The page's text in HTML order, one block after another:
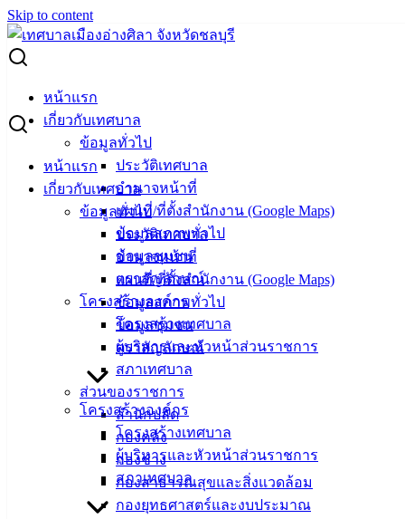
Skip to content
หน้าแรก
เกี่ยวกับเทศบาล
ข้อมูลทั่วไป
ประวัติเทศบาล
อำนาจหน้าที่
แผนที่/ที่ตั้งสำนักงาน (Google Maps)
ข้อมูลสภาพทั่วไป
ข้อมูลชุมชน
ตราสัญลักษณ์
โครงสร้างองค์กร
โครงสร้างเทศบาล
ผู้บริหารและหัวหน้าส่วนราชการ
สภาเทศบาล
ส่วนของราชการ
สำนักปลัด
กองคลัง
กองช่าง
กองสาธารณสุขและสิ่งแวดล้อม
กองยุทธศาสตร์และงบประมาณ
หน้าแรก
เกี่ยวกับเทศบาล
ข้อมูลทั่วไป
ประวัติเทศบาล
อำนาจหน้าที่
แผนที่/ที่ตั้งสำนักงาน (Google Maps)
ข้อมูลสภาพทั่วไป
ข้อมูลชุมชน
ตราสัญลักษณ์
โครงสร้างองค์กร
โครงสร้างเทศบาล
ผู้บริหารและหัวหน้าส่วนราชการ
สภาเทศบาล
Search for:
คำแนะนำในการปฏิบัติตัวสำหรับผู้ป่วยด้วยโรคติดเชื้อไวรัส
โคโรนา 2019 (COVID-19)
คำแนะนำในการปฏิบัติตัวสำหรับผู้ป่วย
ด้วยโรคติดเชื้อไวรัสโคโรนา 2019
(COVID-19)
กันยายน 21, 2021 กันยายน 21, 2021
vichakarn
ข่าวสารน่ารู้